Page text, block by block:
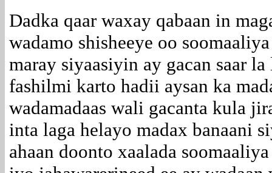
Dadka qaar waxay qabaan in
wadamo shisheeye oo
maray siyaasiyin ay gacan saar
fashilmi karto hadii aysan ka
wadamadaas wali gacanta kula
inta laga helayo madax banaani
ahaan doonto xaalada